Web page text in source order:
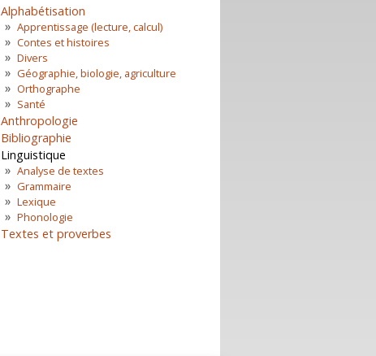
Alphabétisation
Apprentissage (lecture, calcul)
Contes et histoires
Divers
Géographie, biologie, agriculture
Orthographe
Santé
Anthropologie
Bibliographie
Linguistique
Analyse de textes
Grammaire
Lexique
Phonologie
Textes et proverbes